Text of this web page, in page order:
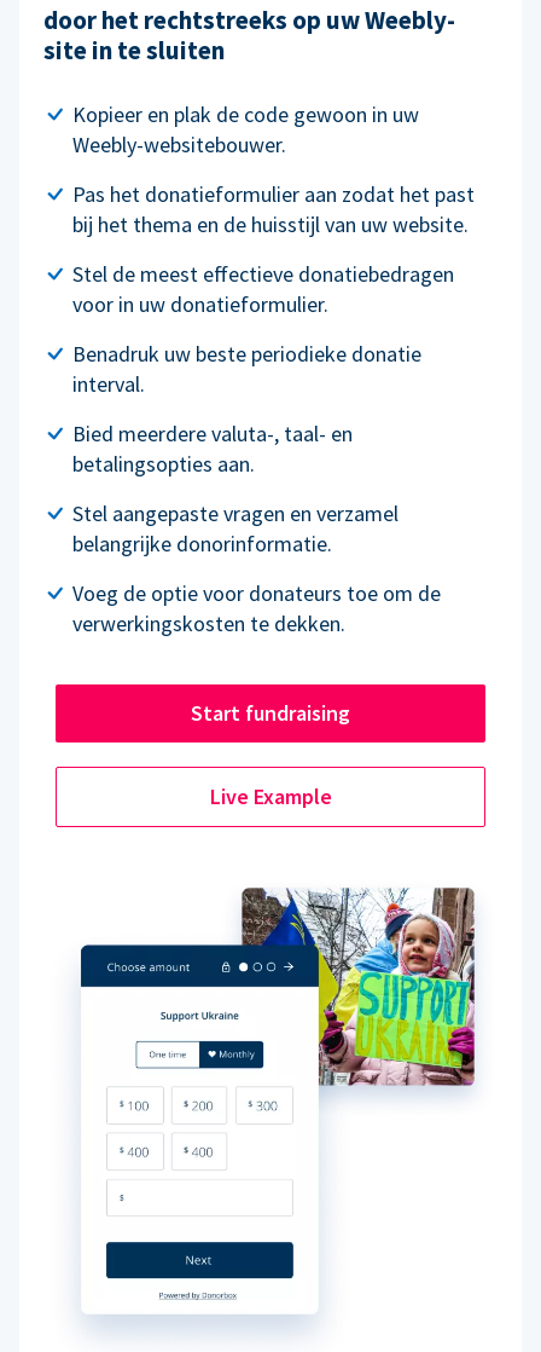
door het rechtstreeks op uw Weebly-
site in te sluiten
Kopieer en plak de code gewoon in uw
Weebly-websitebouwer.
Pas het donatieformulier aan zodat het past
bij het thema en de huisstijl van uw website.
Stel de meest effectieve donatiebedragen
voor in uw donatieformulier.
Benadruk uw beste periodieke donatie
interval.
Bied meerdere valuta-, taal- en
betalingsopties aan.
Stel aangepaste vragen en verzamel
belangrijke donorinformatie.
Voeg de optie voor donateurs toe om de
verwerkingskosten te dekken.
Start fundraising
Live Example